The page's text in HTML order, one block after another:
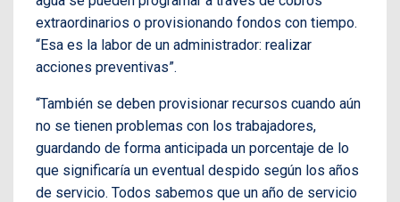
extraordinarios o provisionando fondos con tiempo.
“Esa es la labor de un administrador: realizar
acciones preventivas”.
“También se deben provisionar recursos cuando aún
no se tienen problemas con los trabajadores,
guardando de forma anticipada un porcentaje de lo
que significaría un eventual despido según los años
de servicio. Todos sabemos que un año de servicio